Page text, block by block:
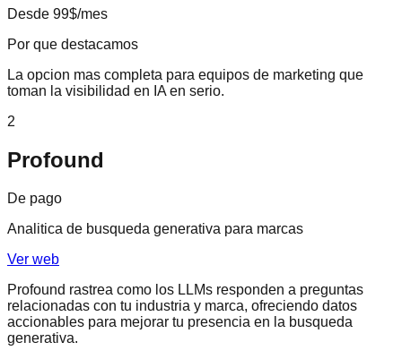
Desde 99$/mes
Por que destacamos
La opcion mas completa para equipos de marketing que
toman la visibilidad en IA en serio.
2
Profound
De pago
Analitica de busqueda generativa para marcas
Ver web
Profound rastrea como los LLMs responden a preguntas
relacionadas con tu industria y marca, ofreciendo datos
accionables para mejorar tu presencia en la busqueda
generativa.